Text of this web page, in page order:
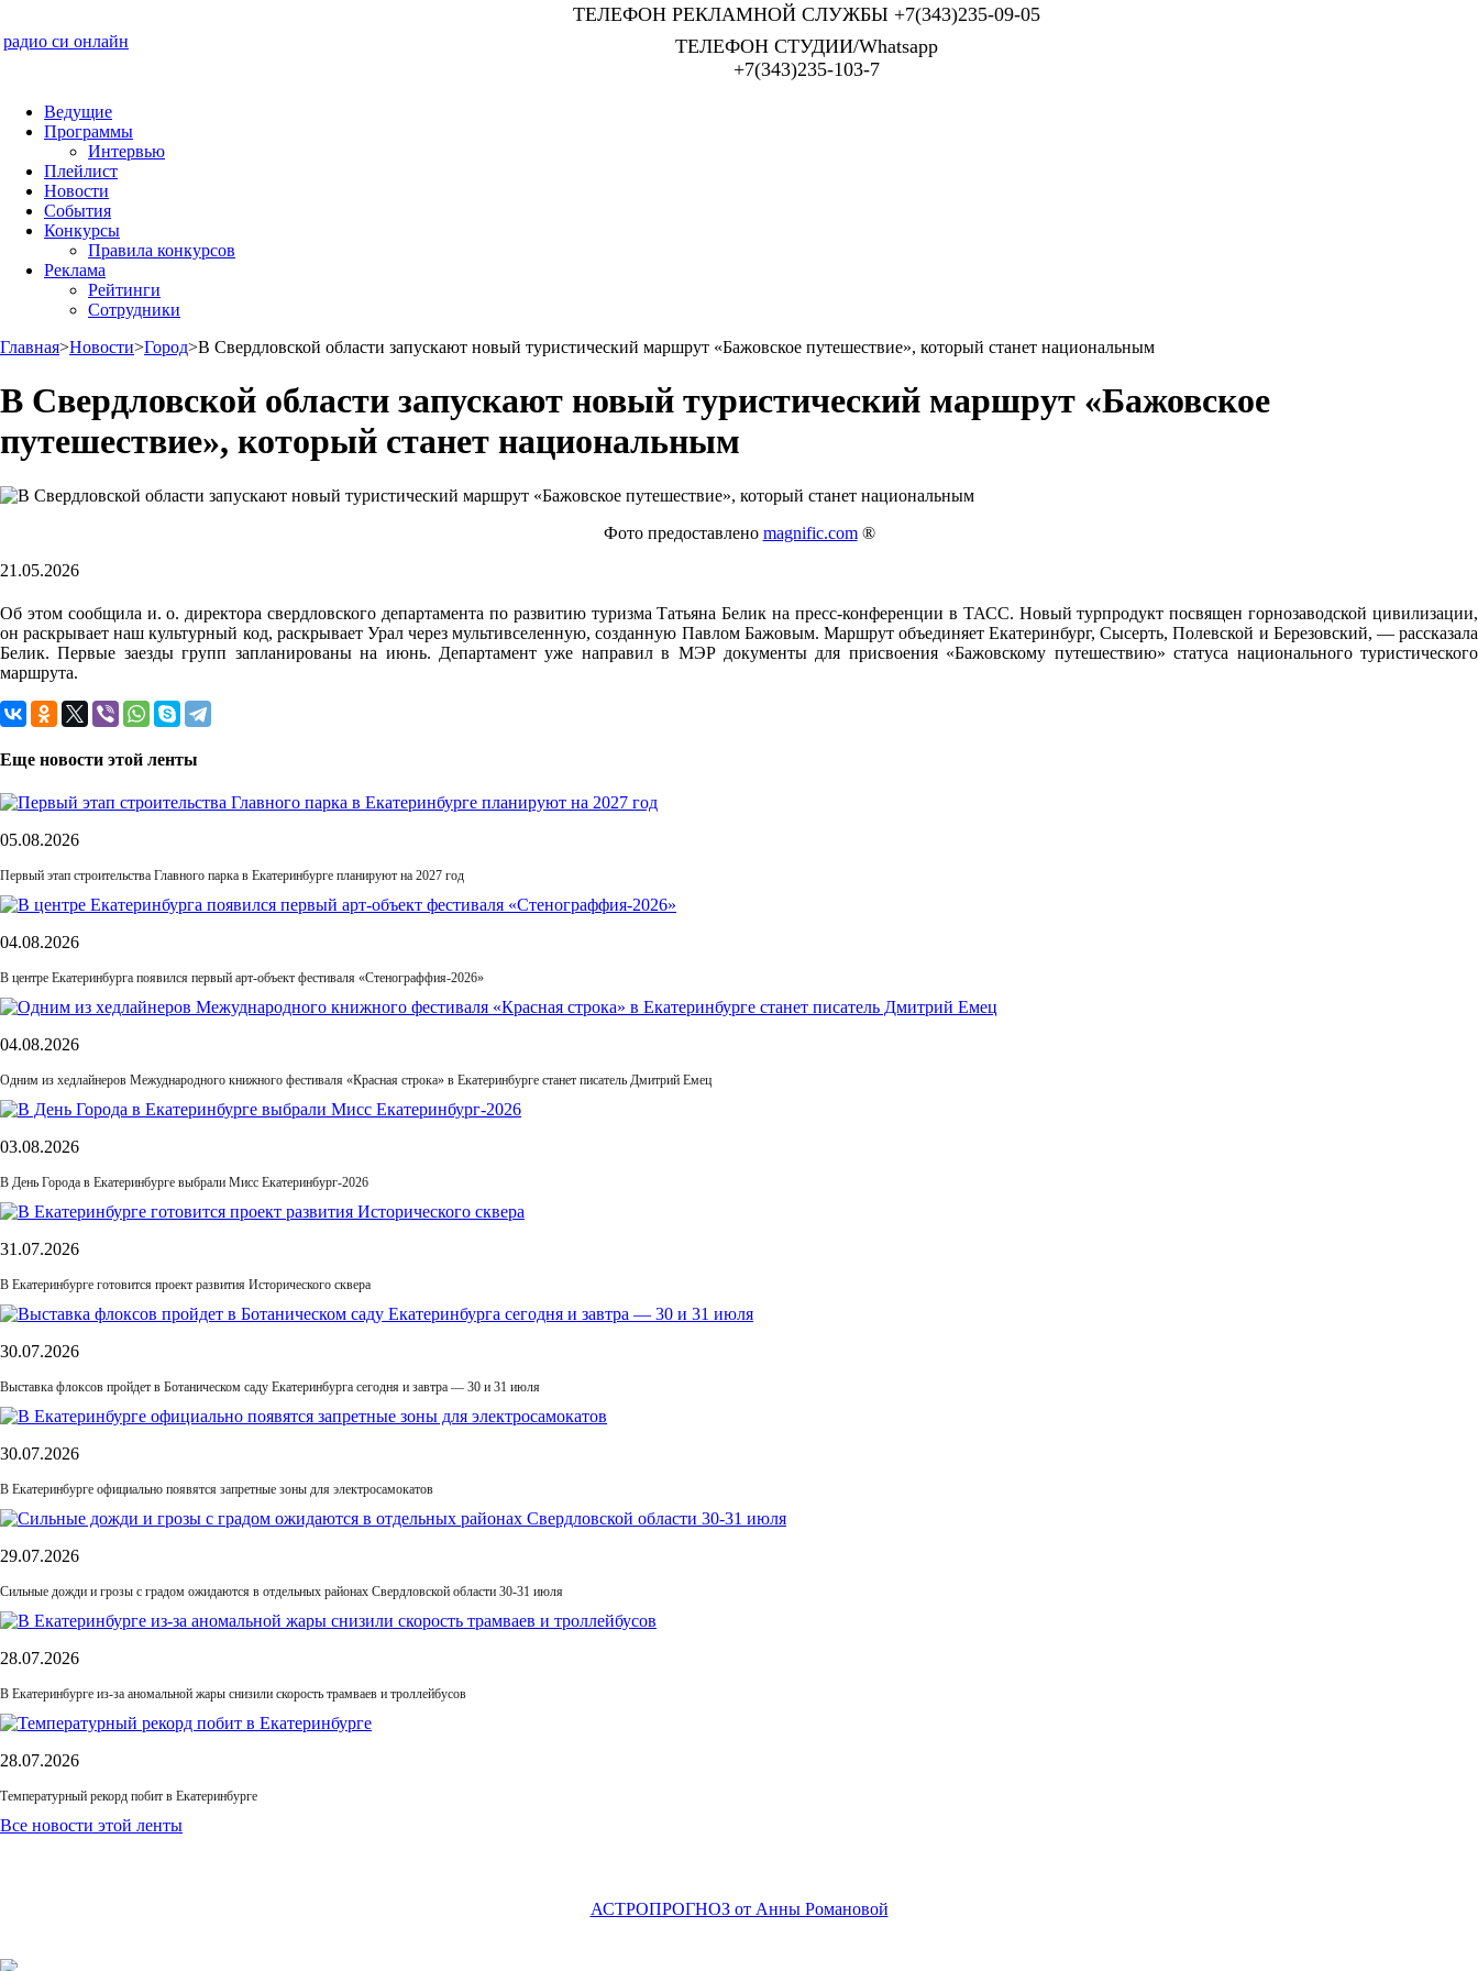
радио си онлайн
ТЕЛЕФОН РЕКЛАМНОЙ СЛУЖБЫ +7(343)235-09-05
ТЕЛЕФОН СТУДИИ/Whatsapp
+7(343)235-103-7
Ведущие
Программы
Интервью
Плейлист
Новости
События
Конкурсы
Правила конкурсов
Реклама
Рейтинги
Сотрудники
Главная>Новости>Город>В Свердловской области запускают новый туристический маршрут «Бажовское путешествие», который станет национальным
В Свердловской области запускают новый туристический маршрут «Бажовское
путешествие», который станет национальным
Фото предоставлено magnific.com®
21.05.2026
Об этом сообщила и. о. директора свердловского департамента по развитию туризма Татьяна Белик на пресс-конференции в ТАСС. Новый турпродукт посвящен горнозаводской цивилизации,
он раскрывает наш культурный код, раскрывает Урал через мультивселенную, созданную Павлом Бажовым. Маршрут объединяет Екатеринбург, Сысерть, Полевской и Березовский, — рассказала
Белик. Первые заезды групп запланированы на июнь. Департамент уже направил в МЭР документы для присвоения «Бажовскому путешествию» статуса национального туристического
маршрута.
Еще новости этой ленты
05.08.2026
Первый этап строительства Главного парка в Екатеринбурге планируют на 2027 год
04.08.2026
В центре Екатеринбурга появился первый арт-объект фестиваля «Стенограффия-2026»
04.08.2026
Одним из хедлайнеров Межуднародного книжного фестиваля «Красная строка» в Екатеринбурге станет писатель Дмитрий Емец
03.08.2026
В День Города в Екатеринбурге выбрали Мисс Екатеринбург-2026
31.07.2026
В Екатеринбурге готовится проект развития Исторического сквера
30.07.2026
Выставка флоксов пройдет в Ботаническом саду Екатеринбурга сегодня и завтра — 30 и 31 июля
30.07.2026
В Екатеринбурге официально появятся запретные зоны для электросамокатов
29.07.2026
Сильные дожди и грозы с градом ожидаются в отдельных районах Свердловской области 30-31 июля
28.07.2026
В Екатеринбурге из-за аномальной жары снизили скорость трамваев и троллейбусов
28.07.2026
Температурный рекорд побит в Екатеринбурге
Все новости этой ленты
АСТРОПРОГНОЗ от Анны Романовой